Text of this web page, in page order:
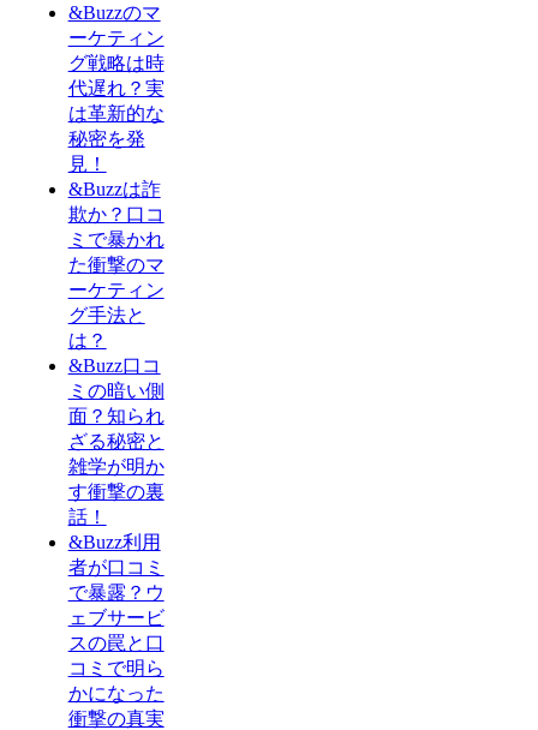
&Buzzのマ
ーケティン
グ戦略は時
代遅れ？実
は革新的な
秘密を発
見！
&Buzzは詐
欺か？口コ
ミで暴かれ
た衝撃のマ
ーケティン
グ手法と
は？
&Buzz口コ
ミの暗い側
面？知られ
ざる秘密と
雑学が明か
す衝撃の裏
話！
&Buzz利用
者が口コミ
で暴露？ウ
ェブサービ
スの罠と口
コミで明ら
かになった
衝撃の真実